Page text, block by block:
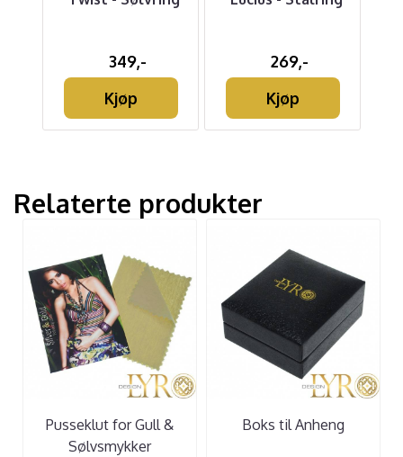
349,-
Kjøp
269,-
Kjøp
Relaterte produkter
Pusseklut for Gull &
Sølvsmykker
Boks til Anheng